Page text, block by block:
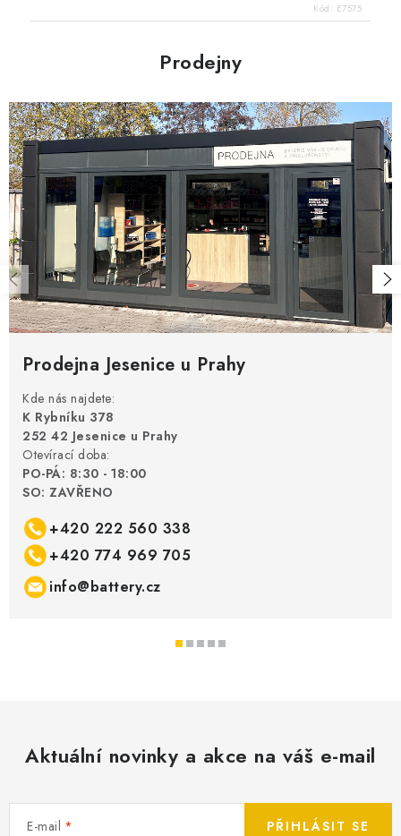
Kód: E7575
Prodejny
Prodejna Jesenice u Prahy
Kde nás najdete:
K Rybníku 378
252 42 Jesenice u Prahy
Otevírací doba:
PO-PÁ: 8:30 - 18:00
SO: ZAVŘENO
+420 222 560 338
+420 774 969 705
info@battery.cz
Aktuální novinky a akce na váš e-mail
E-mail PŘIHLÁSIT SE